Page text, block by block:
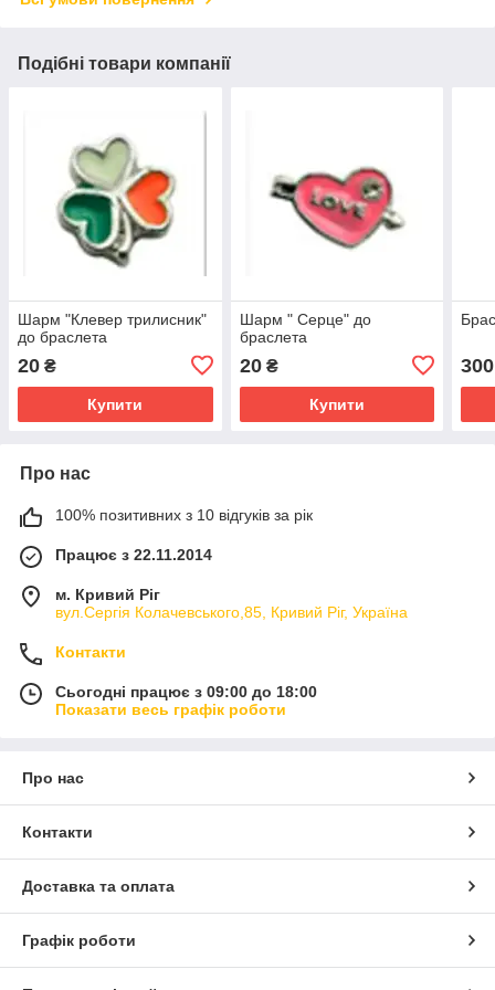
Подібні товари компанії
Шарм "Клевер трилисник"
до браслета
20 ₴
Купити
Шарм " Серце" до
браслета
20₴
Купити
300
Про нас
100% позитивних з 10 відгуків за рік
Працює з 22.11.2014
м. Кривий Ріг
вул.Сергія Колачевського,85, Кривий Ріг, Україна
Контакти
Сьогодні працює з 09:00 до 18:00
Показати весь графік роботи
Про нас
Контакти
Доставка та оплата
Графік роботи